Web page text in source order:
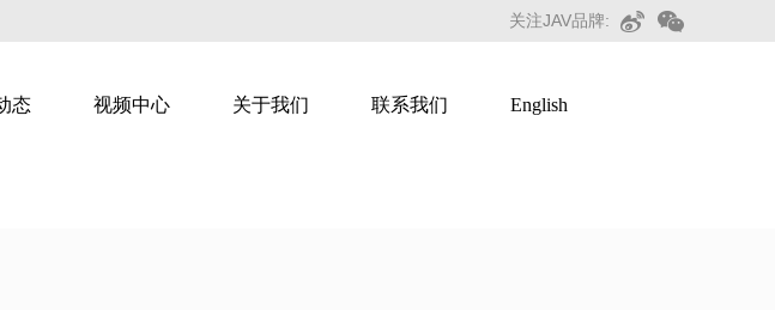
关注JAV品牌:
态 视频中心 关于我们 联系我们 English